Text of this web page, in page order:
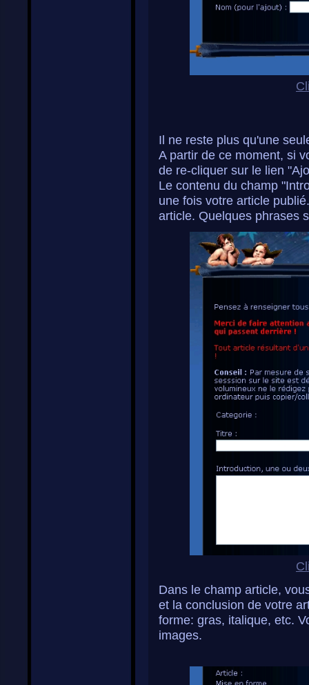
Il ne reste plus qu'une
A partir de ce moment, si
de re-cliquer sur le lien
Le contenu du champ
une fois votre article
article. Quelques phrases
Dans le champ article,
et la conclusion de votre
forme: gras, italique, etc.
images.